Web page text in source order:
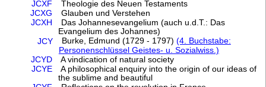
JCXF
Theologie des Neuen Testaments
JCXG
Glauben und Verstehen
JCXH
Das Johannesevangelium (auch u.d.T.: Das
Evangelium des Johannes)
JCY Burke, Edmund (1729 - 1797) (4. Buchstabe:
Personenschlüssel Geistes- u. Sozialwiss.)
JCYD
A vindication of natural society
JCYE
A philosophical enquiry into the origin of our ideas of
the sublime and beautiful